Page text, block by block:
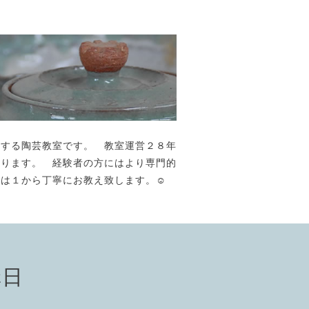
る陶芸教室です。 教室運営２８年
ます。 経験者の方にはより専門的
は１から丁寧にお教え致します。☺️